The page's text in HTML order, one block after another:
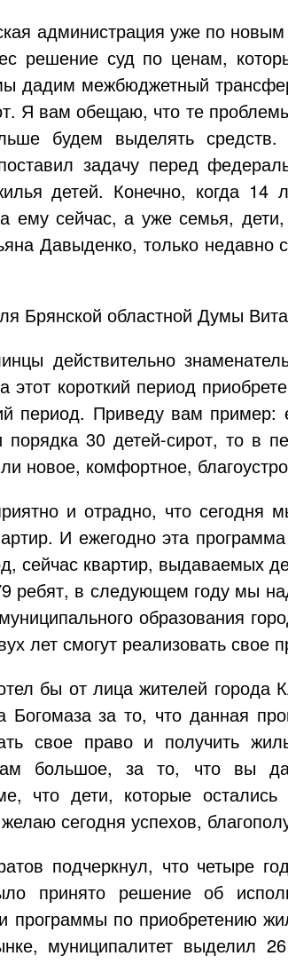
администрация уже по
решение суд по ценам,
дадим межбюджетный
. Я вам обещаю, что те
будем выделять
задачу перед
детей. Конечно, когда
ему сейчас, а уже семья,
Давыденко, только
Брянской областной Думы
действительно
этот короткий период
период. Приведу вам
порядка 30 детей-сирот, то в
новое, комфортное,
и отрадно, что
И ежегодно эта
сейчас квартир, выдаваемых
ребят, в следующем году мы
образования
лет смогут реализовать свое
бы от лица жителей города
Богомаза за то, что данная
свое право и получить
большое, за то, что вы
что дети, которые
сегодня успехов,
подчеркнул, что четыре
принято решение об
программы по приобретению
муниципалитет выделил 26